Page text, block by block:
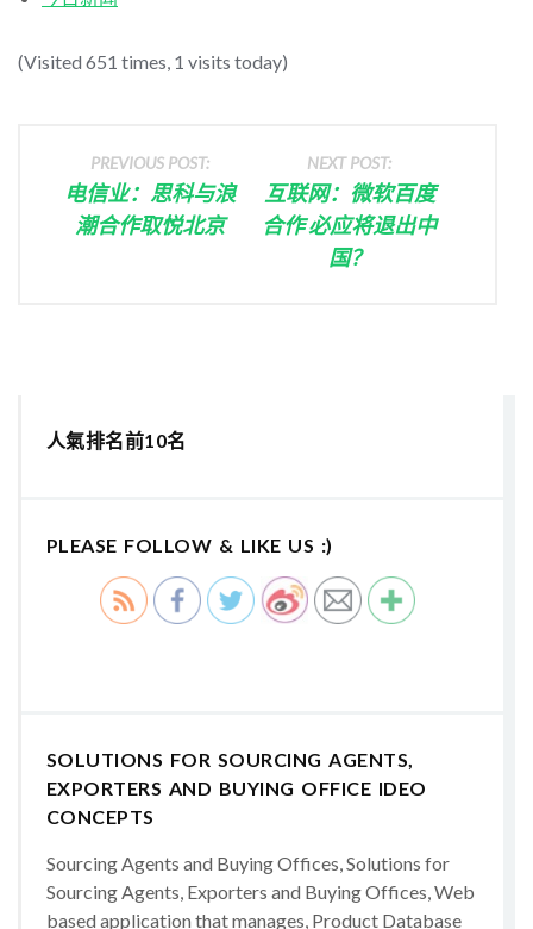
(Visited 651 times, 1 visits today)
PREVIOUS POST:
电信业：思科与浪
潮合作取悦北京
NEXT POST:
互联网：微软百度
合作 必应将退出中
国？
人氣排名前10名
PLEASE FOLLOW & LIKE US :)
SOLUTIONS FOR SOURCING AGENTS,
EXPORTERS AND BUYING OFFICE IDEO
CONCEPTS
Sourcing Agents and Buying Offices, Solutions for
Sourcing Agents, Exporters and Buying Offices, Web
based application that manages, Product Database